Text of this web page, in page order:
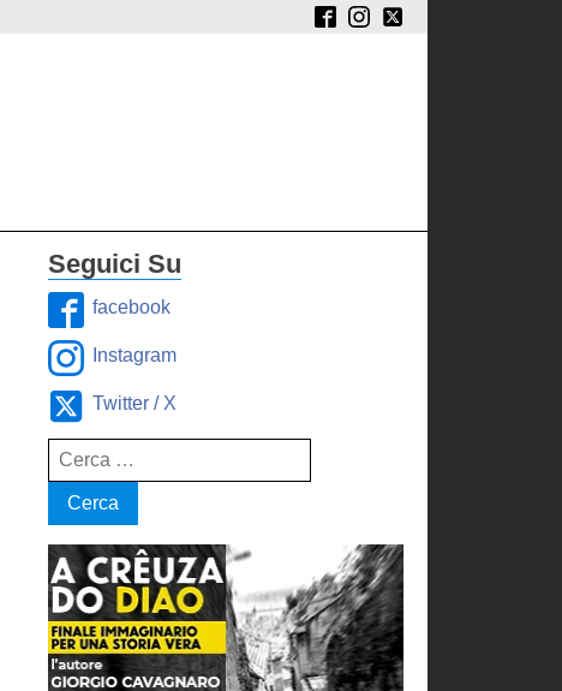
Seguici Su
facebook
Instagram
Twitter / X
Ricerca
per: